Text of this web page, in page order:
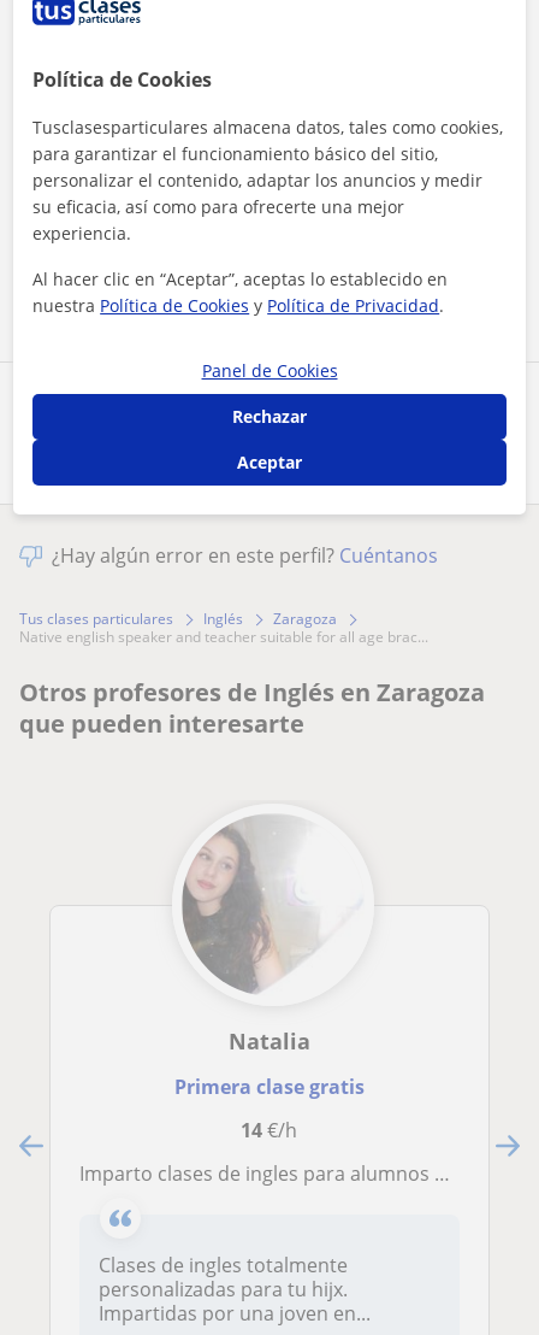
Comparte a este profesor
Al hacer clic, aceptas nuestroaviso legal y de privacidad
Contactar ahora
¿Hay algún error en este perfil? Cuéntanos
Tus clases particulares Inglés
Zaragoza
native english speaker and teacher suitable for all age brac...
Otros profesores de Inglés en Zaragoza
que pueden interesarte
Natalia
Primera clase gratis
14€/h
Imparto clases de ingles para alumnos de todas las edades. Con mi titulo de C1 me adapto a las necesidades de todos los alumnos
Clases de ingles totalmente
personalizadas para tu hijx.
Impartidas por una joven en...
Política de Cookies
Tusclasesparticulares almacena datos, tales como cookies,
para garantizar el funcionamiento básico del sitio,
personalizar el contenido, adaptar los anuncios y medir
su eficacia, así como para ofrecerte una mejor
experiencia.
Al hacer clic en “Aceptar”, aceptas lo establecido en
nuestra Política de Cookies y Política de Privacidad.
Panel de Cookies
Rechazar
Aceptar